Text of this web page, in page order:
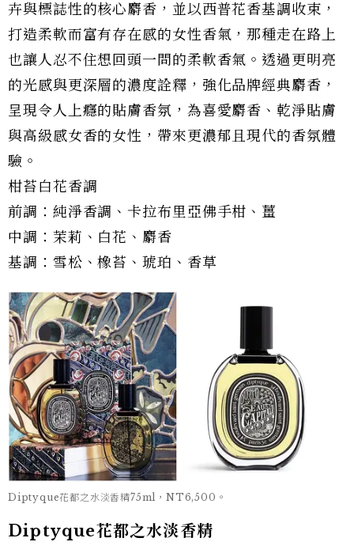
卉與標誌性的核心麝香，並以西普花香基調收束，
打造柔軟而富有存在感的女性香氣，那種走在路上
也讓人忍不住想回頭一問的柔軟香氣。透過更明亮
的光感與更深層的濃度詮釋，強化品牌經典麝香，
呈現令人上癮的貼膚香氛，為喜愛麝香、乾淨貼膚
與高級感女香的女性，帶來更濃郁且現代的香氛體
驗。
柑苔白花香調
前調：純淨香調、卡拉布里亞佛手柑、薑
中調：茉莉、白花、麝香
基調：雪松、橡苔、琥珀、香草
Diptyque花都之水淡香精75ml，NT6,500。
Diptyque花都之水淡香精